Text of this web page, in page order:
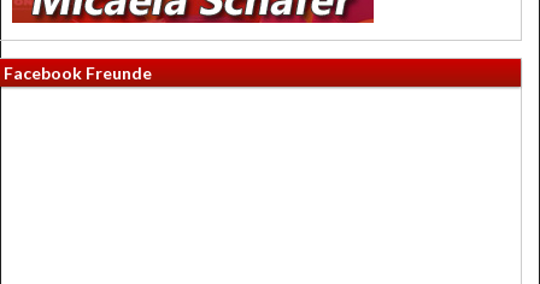
Facebook Freunde